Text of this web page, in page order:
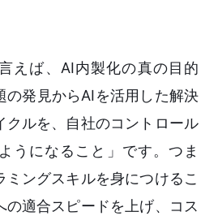
えば、AI内製化の真の目的
の発見からAIを活用した解決
クルを、自社のコントロール
うになること」です。つま
ミングスキルを身につけるこ
の適合スピードを上げ、コス